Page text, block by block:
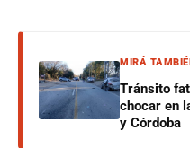
MIRÁ
Tránsito
chocar en
y Córdoba